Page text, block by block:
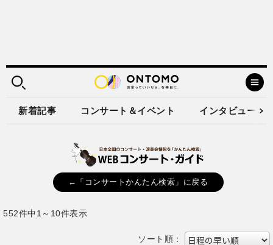
新着記事 コンサート＆イベント インタビュー
←「コンサートかんたん検索」に戻る
552件中1～10件表示
ソート順：